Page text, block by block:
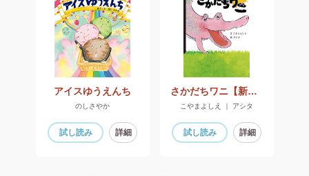
アイスゆうえんち
のしさやか
試し読み 詳細
さかだちワニ【新装版】
こやまよしえ ｜ アシタ
試し読み 詳細